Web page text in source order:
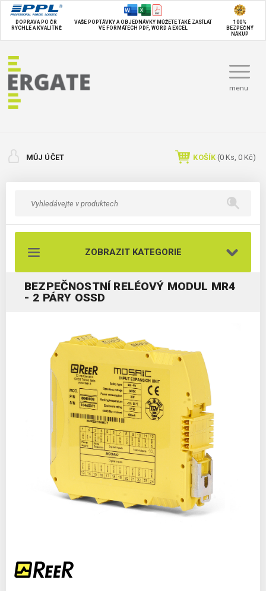
DOPRAVA PO ČR
RYCHLE A KVALITNĚ
VAŠE POPTÁVKY A OBJEDNÁVKY MŮŽETE TAKÉ ZASÍLAT
VE FORMÁTECH PDF, WORD A EXCEL
100%
BEZPEČNÝ
NÁKUP
menu
MŮJ ÚČET KOŠÍK (0 Ks, 0 Kč)
ZOBRAZIT KATEGORIE
BEZPEČNOSTNÍ RELÉOVÝ MODUL MR4
- 2 PÁRY OSSD